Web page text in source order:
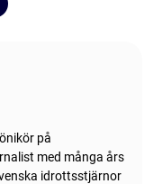
på
med många års
idrottsstjärnor